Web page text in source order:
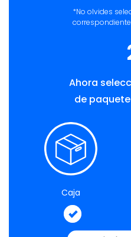
*No olvides
Ahora
de
Caja